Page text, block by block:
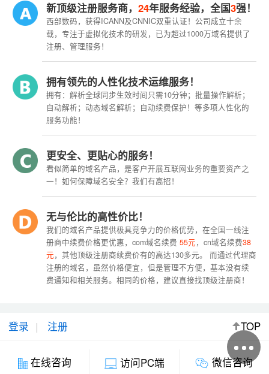
新顶级注册服务商， 24年服务经验，全国3强！
西部数码，获得ICANN及CNNIC双重认证！公司成立十余
载，专注于虚拟化技术的研发，已为超过1000万域名提供了
注册、管理服务！
拥有领先的人性化技术运维服务！
拥有：解析全球同步生效时间只需10分钟；批量操作解析；
自动解析；动态域名解析；自动续费保护！等多项人性化的
服务功能！
更安全、更贴心的服务！
看似简单的域名产品，是客户开展互联网业务的重要资产之
一！如何保障域名安全？我们有高招！
无与伦比的高性价比！
我们的域名产品提供极具竞争力的价格优势，在全国一线注
册商中续费价格更优惠，com域名续费 55元，cn域名续费38
元，其他顶级注册商续费价有的高达130多元。 而通过代理商
注册的域名，虽然价格便宜，但是管理不方便，基本没有续
费通知和相关服务。相同的价格，建议直接找顶级注册商！
登录 注册 TOP
在线咨询 访问PC端 微信咨询